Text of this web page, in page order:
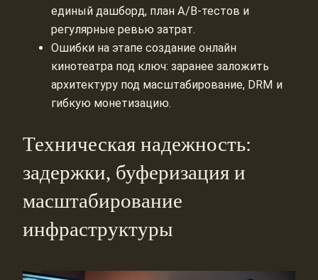
единый дашборд, план A/B-тестов и
регулярные ревью затрат.
Ошибки на этапе создание онлайн
кинотеатра под ключ: заранее заложить
архитектуру под масштабирование, DRM и
гибкую монетизацию.
Техническая надежность:
задержки, буферизация и
масштабирование
инфраструктуры